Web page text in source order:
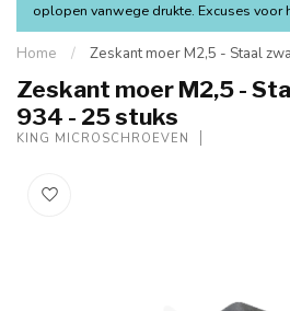
oplopen vanwege drukte. Excuses voor
Home / Zeskant moer M2,5 - Staal
Zeskant moer M2,5 -
934 - 25 stuks
KING MICROSCHROEVEN